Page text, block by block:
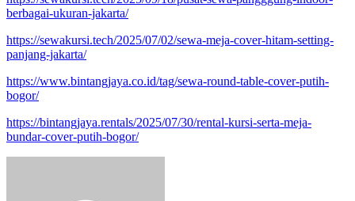
berbagai-ukuran-jakarta/
https://sewakursi.tech/2025/07/02/sewa-meja-cover-hitam-setting-
panjang-jakarta/
https://www.bintangjaya.co.id/tag/sewa-round-table-cover-putih-
bogor/
https://bintangjaya.rentals/2025/07/30/rental-kursi-serta-meja-
bundar-cover-putih-bogor/